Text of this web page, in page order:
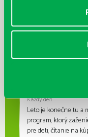
Prečítané
,
Prečítané leto je
pobočkách si
Leto v
Každý deň
Leto je konečne tu a
program, ktorý
pre deti, čítanie na